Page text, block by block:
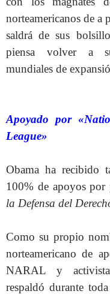
norteamericanos de
saldrá de sus
piensa volver a
mundiales de
Apoyado por
League»
Obama ha recibido
100% de apoyos por
la Defensa del
Como su propio
norteamericano de
NARAL y
respaldó durante